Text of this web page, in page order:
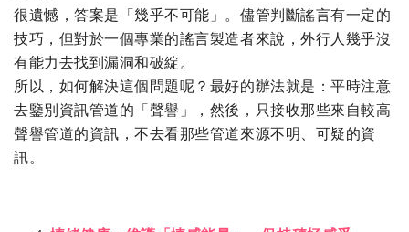
很遺憾，答案是「幾乎不可能」。儘管判斷謠言有一定的
技巧，但對於一個專業的謠言製造者來說，外行人幾乎沒
有能力去找到漏洞和破綻。
所以，如何解決這個問題呢？最好的辦法就是：平時注意
去鑒別資訊管道的「聲譽」，然後，只接收那些來自較高
聲譽管道的資訊，不去看那些管道來源不明、可疑的資
訊。